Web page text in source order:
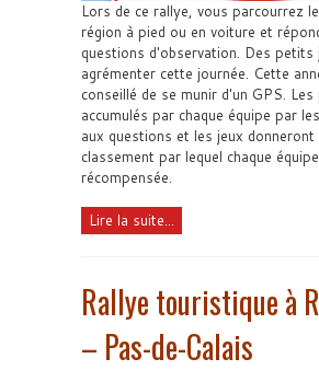
Lors de ce rallye, vous parcourrez
région à pied ou en voiture et
questions d'observation. Des petits
agrémenter cette journée. Cette
conseillé de se munir d'un GPS.
accumulés par chaque équipe par
aux questions et les jeux donneront
classement par lequel chaque
récompensée.
Lire la suite...
Rallye touristique à
– Pas-de-Calais